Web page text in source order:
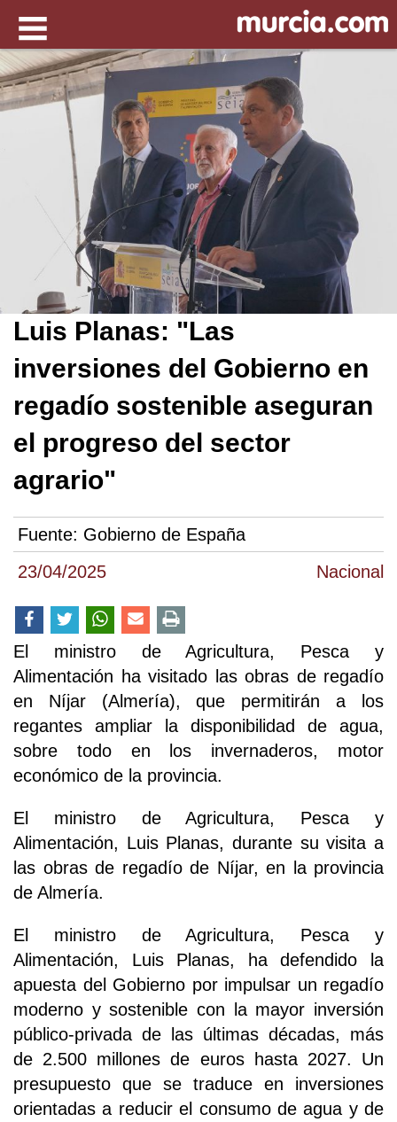
23/04/2025 Nacional
Luis Planas: "Las
inversiones del Gobierno en
regadío sostenible aseguran
el progreso del sector
agrario"
Fuente: Gobierno de España
El ministro de Agricultura, Pesca y
Alimentación ha visitado las obras de regadío
en Níjar (Almería), que permitirán a los
regantes ampliar la disponibilidad de agua,
sobre todo en los invernaderos, motor
económico de la provincia.
El ministro de Agricultura, Pesca y
Alimentación, Luis Planas, durante su visita a
las obras de regadío de Níjar, en la provincia
de Almería.
El ministro de Agricultura, Pesca y
Alimentación, Luis Planas, ha defendido la
apuesta del Gobierno por impulsar un regadío
moderno y sostenible con la mayor inversión
público-privada de las últimas décadas, más
de 2.500 millones de euros hasta 2027. Un
presupuesto que se traduce en inversiones
orientadas a reducir el consumo de agua y de